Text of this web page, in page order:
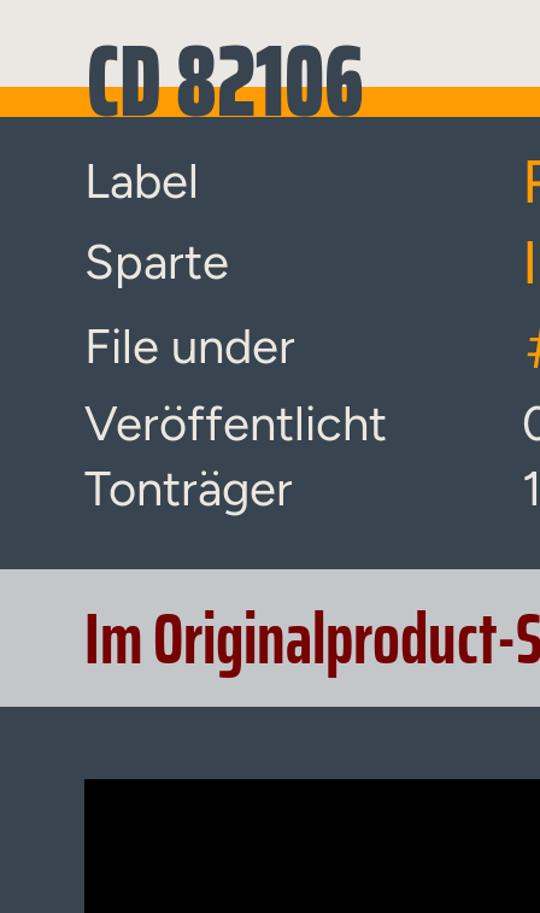
CD 82106
Label
Sparte
File under
Veröffentlicht
Tonträger
Im